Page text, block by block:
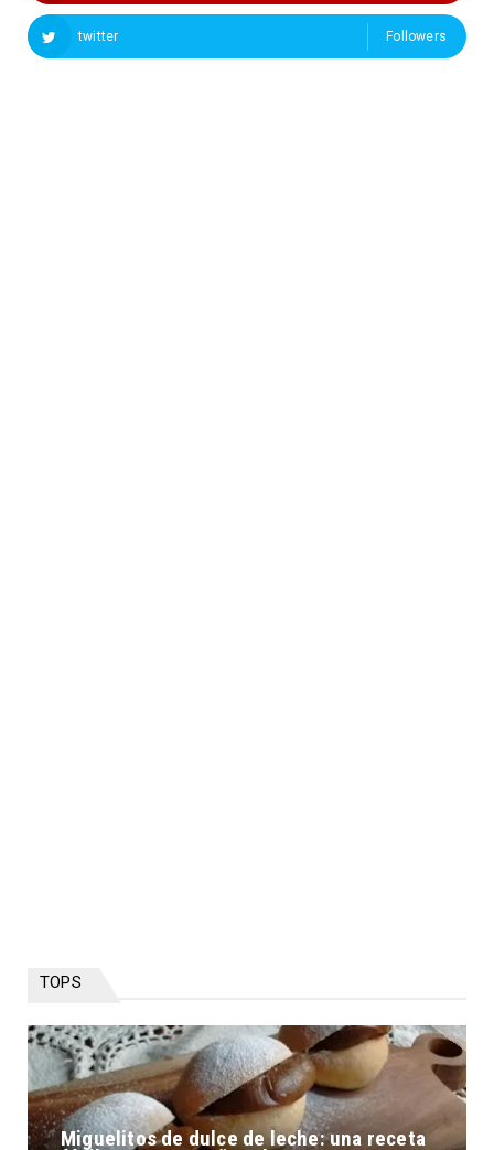
twitter Followers
TOPS
Miguelitos de dulce de leche: una receta